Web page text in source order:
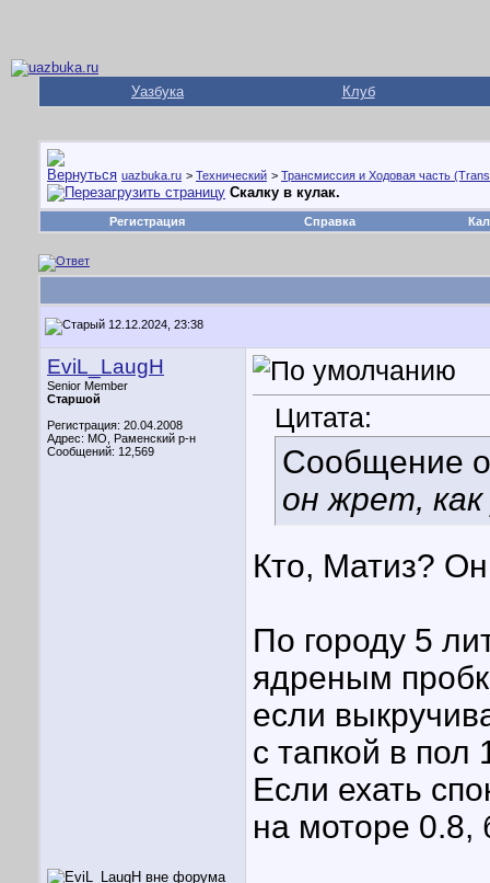
Уазбука Клуб
uazbuka.ru > Технический > Трансмиссия и Ходовая часть
Скалку в кулак.
Регистрация Справка
12.12.2024, 23:38
EviL_LaugH
Senior Member
Старшой
Регистрация: 20.04.2008
Адрес: МО, Раменский р-н
Сообщений: 12,569
Цитата:
Сообщение
он жрет, как
Кто, Матиз?
По городу 5
ядреным
если
с тапкой в
Если ехать
на моторе 0.8,